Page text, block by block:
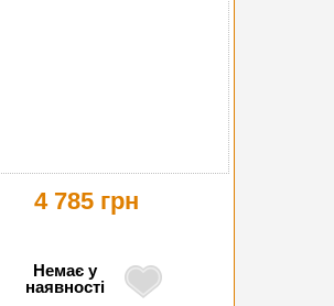
4 785 грн
Немає у
наявності